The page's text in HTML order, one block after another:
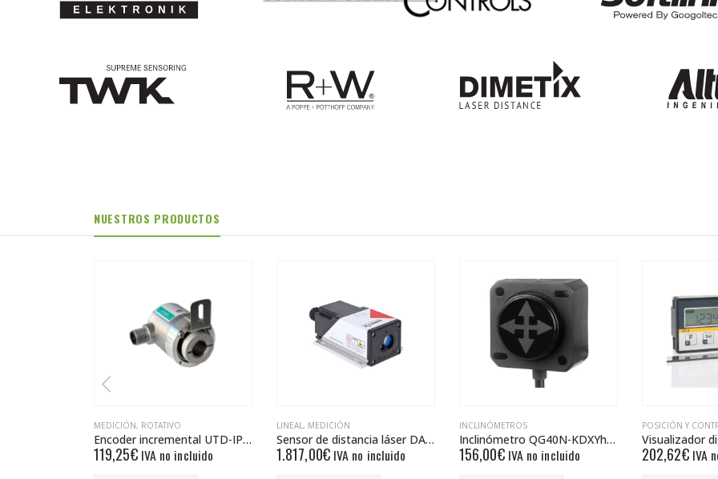
NUESTROS PRODUCTOS
LINEAL,MEDICIÓN
Sensor de distancia láser DAN-10-150
1.817,00€IVA no incluido
INCLINÓMETROS
Inclinómetro QG40N-KDXYh-015-AI-PT5
156,00€IVA no incluido
POSICIÓN Y CONTROL
Visualizador digital con sensor IZ15E-001-4-01.0-0
202,62€ IVA no incluido
MEDICIÓN ,
386,00€ IVA